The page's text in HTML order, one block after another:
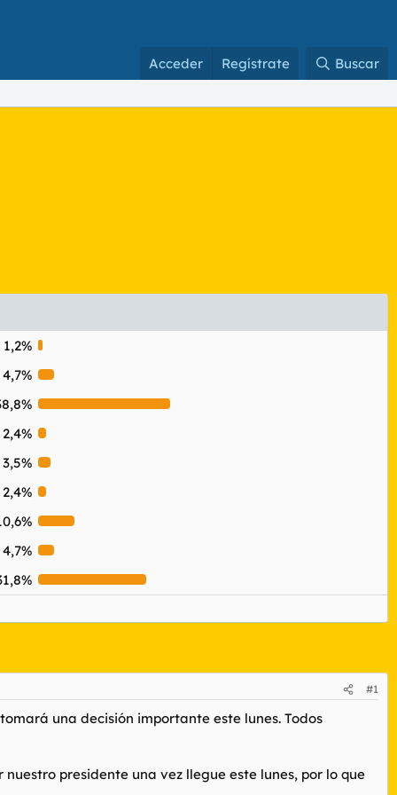
Acceder Regístrate Buscar
1,2%
4,7%
2,4%
3,5%
2,4%
4,7%
#1
una decisión importante este lunes. Todos
presidente una vez llegue este lunes, por lo que